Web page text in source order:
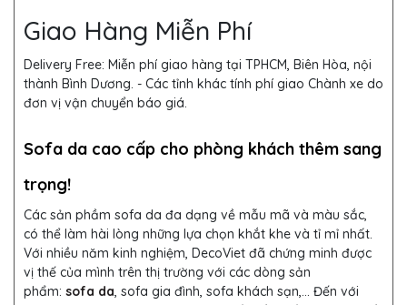
Giao Hàng Miễn Phí
Delivery Free: Miễn phí giao hàng tại TPHCM, Biên Hòa, nội
thành Bình Dương. - Các tỉnh khác tính phí giao Chành xe do
đơn vị vận chuyển báo giá.
Sofa da cao cấp cho phòng khách thêm sang
trọng!
Các sản phầm sofa da đa dạng về mẫu mã và màu sắc,
có thể làm hài lòng những lựa chọn khắt khe và tỉ mỉ nhất.
Với nhiều năm kinh nghiệm, DecoViet đã chứng minh được
vị thế của mình trên thị trường với các dòng sản
phẩm: sofa da, sofa gia đình, sofa khách sạn,... Đến với